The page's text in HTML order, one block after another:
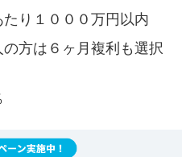
り１０００万円以内
方は６ヶ月複利も選択